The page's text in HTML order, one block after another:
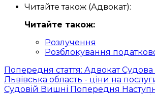
Читайте також (Адвокат):
Читайте також:
Розлучення
Розблокування
Попередня стаття: Адвокат
Львівська область - ціни на
Судовій Вишні Попередня